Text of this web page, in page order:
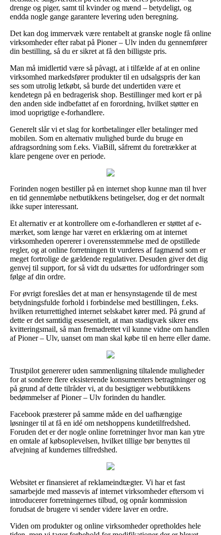
drenge og piger, samt til kvinder og mænd – betydeligt, og
endda nogle gange garantere levering uden beregning.
Det kan dog immervæk være rentabelt at granske nogle få online
virksomheder efter rabat på Pioner – Ulv inden du gennemfører
din bestilling, så du er sikret at få den billigste pris.
Man må imidlertid være så påvagt, at i tilfælde af at en online
virksomhed markedsfører produkter til en udsalgspris der kan
ses som utrolig letkøbt, så burde det undertiden være et
kendetegn på en bedragerisk shop. Bestillinger med kort er på
den anden side indbefattet af en forordning, hvilket støtter en
imod uoprigtige e-forhandlere.
Generelt slår vi et slag for kortbetalinger eller betalinger med
mobilen. Som en alternativ mulighed burde du bruge en
afdragsordning som f.eks. ViaBill, såfremt du foretrækker at
klare pengene over en periode.
Forinden nogen bestiller på en internet shop kunne man til hver
en tid gennemløbe netbutikkens betingelser, dog er det normalt
ikke super interessant.
Et alternativ er at kontrollere om e-forhandleren er støttet af e-
mærket, som længe har været en erklæring om at internet
virksomheden opererer i overensstemmelse med de opstillede
regler, og at online forretningen tit vurderes af fagmænd som er
meget fortrolige de gældende regulativer. Desuden giver det dig
genvej til support, for så vidt du udsættes for udfordringer som
følge af din ordre.
For øvrigt foreslåes det at man er hensynstagende til de mest
betydningsfulde forhold i forbindelse med bestillingen, f.eks.
hvilken returrettighed internet selskabet kører med. På grund af
dette er det samtidig essesentielt, at man stadigvæk sikrer ens
kvitteringsmail, så man fremadrettet vil kunne vidne om handlen
af Pioner – Ulv, uanset om man skal købe til en herre eller dame.
Trustpilot genererer uden sammenligning tiltalende muligheder
for at sondere flere eksisterende konsumenters betragtninger og
på grund af dette tilråder vi, at du besigtiger webbutikkens
bedømmelser af Pioner – Ulv forinden du handler.
Facebook præsterer på samme måde en del uafhængige
løsninger til at få en idé om netshoppens kundetilfredshed.
Foruden det er der nogle online forretninger hvor man kan ytre
en omtale af købsoplevelsen, hvilket tillige bør benyttes til
afvejning af kundernes tilfredshed.
Websitet er finansieret af reklameindtægter. Vi har et fast
samarbejde med massevis af internet virksomheder eftersom vi
introducerer forretningernes tilbud, og opnår kommission
forudsat de brugere vi sender videre laver en ordre.
Viden om produkter og online virksomheder opretholdes hele